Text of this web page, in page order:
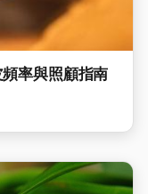
率與照顧指南